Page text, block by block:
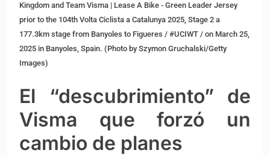
Kingdom and Team Visma | Lease A Bike - Green Leader Jersey
prior to the 104th Volta Ciclista a Catalunya 2025, Stage 2 a
177.3km stage from Banyoles to Figueres / #UCIWT / on March 25,
2025 in Banyoles, Spain. (Photo by Szymon Gruchalski/Getty
Images)
El “descubrimiento” de
Visma que forzó un
cambio de planes